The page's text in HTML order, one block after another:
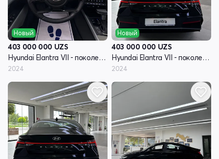
Новый
403 000 000 UZS
Hyundai Elantra VII - поколение рестайлинг (CN7)
2024
Новый
403 000 000 UZS
Hyundai Elantra VII - поколение рестайлинг (CN7)
2024